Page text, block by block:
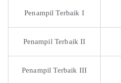
Penampil Terbaik I
Penampil Terbaik II
Penampil Terbaik III